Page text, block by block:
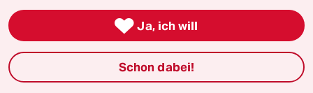
panterstiftung
 Ja, ich will
Schon dabei!